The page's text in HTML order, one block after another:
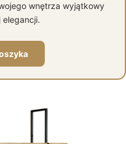
wnętrza wyjątkowy
elegancji.